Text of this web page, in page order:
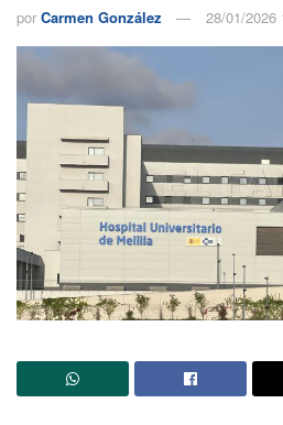
por Carmen González 28/01/2026